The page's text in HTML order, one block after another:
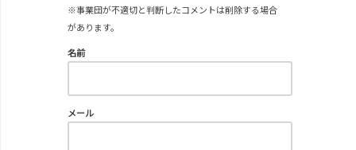
※事業団が不適切と判断したコメントは削除する場合
があります。
名前
メール